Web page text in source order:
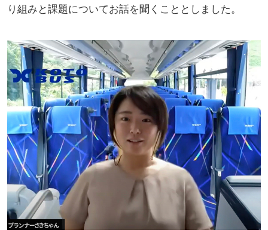
り組みと課題についてお話を聞くこととしました。